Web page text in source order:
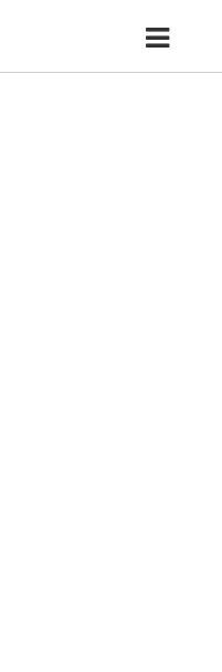
HOME
無在庫で自由気ままに稼ぐ
バイマの疑問に現役パーソ
バイマ活動の疑問に売れっ